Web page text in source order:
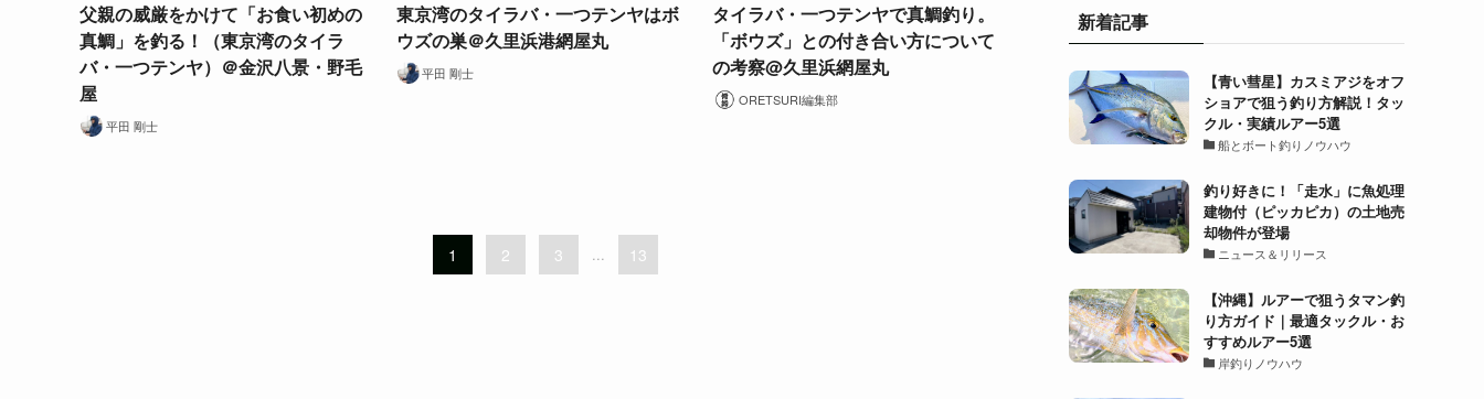
父親の威厳をかけて「お食い初めの
真鯛」を釣る！（東京湾のタイラ
バ・一つテンヤ）＠金沢八景・野毛
屋
平田 剛士
東京湾のタイラバ・一つテンヤはボ
ウズの巣＠久里浜港網屋丸
平田 剛士
タイラバ・一つテンヤで真鯛釣り。
「ボウズ」との付き合い方について
の考察@久里浜網屋丸
ORETSURI編集部
1 2 3 ... 13
新着記事
【青い彗星】カスミアジをオフ
ショアで狙う釣り方解説！タッ
クル・実績ルアー5選
船とボート釣りノウハウ
釣り好きに！「走水」に魚処理
建物付（ピッカピカ）の土地売
却物件が登場
ニュース＆リリース
【沖縄】ルアーで狙うタマン釣
り方ガイド｜最適タックル・お
すすめルアー5選
岸釣りノウハウ